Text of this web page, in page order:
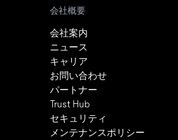
会社概要
会社案内
ニュース
キャリア
お問い合わせ
パートナー
Trust Hub
セキュリティ
メンテナンスポリシー